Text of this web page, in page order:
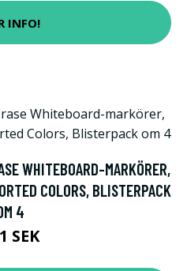
INFO!
WHITEBOARD-MARKÖRER,
COLORS, BLISTERPACK
4
SEK